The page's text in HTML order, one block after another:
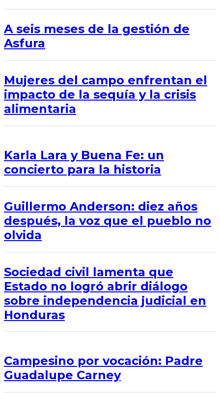
A seis meses de la gestión de
Asfura
Mujeres del campo enfrentan el
impacto de la sequía y la crisis
alimentaria
Karla Lara y Buena Fe: un
concierto para la historia
Guillermo Anderson: diez años
después, la voz que el pueblo no
olvida
Sociedad civil lamenta que
Estado no logró abrir diálogo
sobre independencia judicial en
Honduras
Campesino por vocación: Padre
Guadalupe Carney